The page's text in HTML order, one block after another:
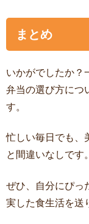
まとめ
いかがでしたか？
弁当の選び方につ
す。
忙しい毎日でも、
と間違いなしです。
ぜひ、自分にぴっ
実した食生活を送